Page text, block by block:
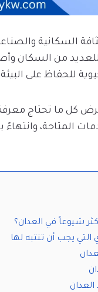
السكانية
من السكان
للحفاظ على
كل ما تحتاج
المتاحة،
شيوعاً في العدان؟
يجب أن تنتبه لها